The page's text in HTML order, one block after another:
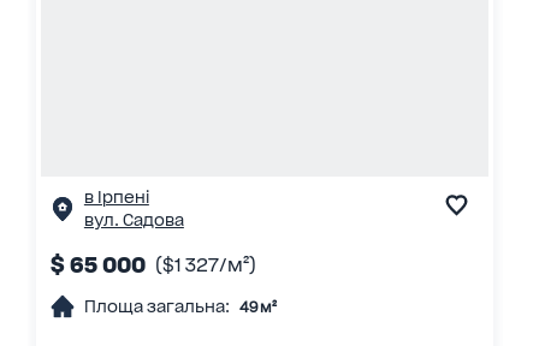
в Ірпені
вул. Садова
$ 65 000 ($1 327/м²)
Площа загальна: 49 м²